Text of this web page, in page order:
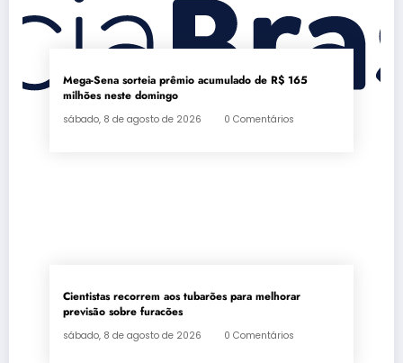
Mega-Sena sorteia prêmio acumulado de R$ 165
milhões neste domingo
sábado, 8 de agosto de 2026 0 Comentários
Cientistas recorrem aos tubarões para melhorar
previsão sobre furacões
sábado, 8 de agosto de 2026 0 Comentários